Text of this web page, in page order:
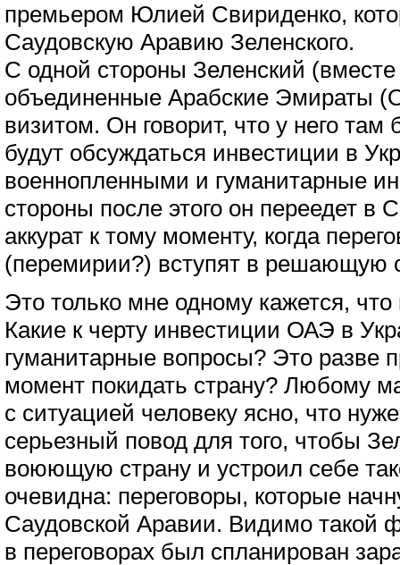
премьером Юлией Свириденко,
Саудовскую Аравию Зеленского.
С одной стороны Зеленский
объединенные Арабские Эмираты
визитом. Он говорит, что у него
будут обсуждаться инвестиции в
военнопленными и гуманитарные
стороны после этого он переедет в
аккурат к тому моменту, когда
(перемирии?) вступят в решающую
Это только мне одному кажется, что
Какие к черту инвестиции ОАЭ в
гуманитарные вопросы? Это разве
момент покидать страну? Любому
с ситуацией человеку ясно, что
серьезный повод для того, чтобы
воюющую страну и устроил себе
очевидна: переговоры, которые
Саудовской Аравии. Видимо такой
в переговорах был спланирован